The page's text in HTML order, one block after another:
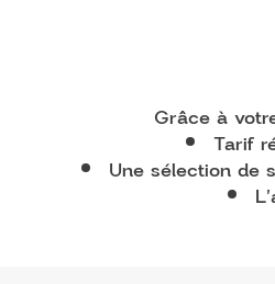
Grâce à
Tarif
Une sélection de